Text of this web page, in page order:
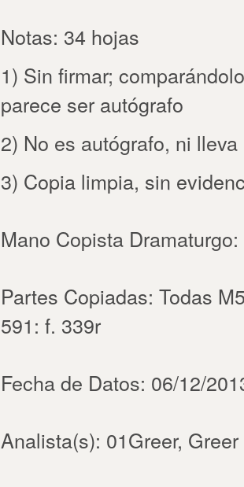
Notas: 34 hojas
1) Sin firmar;
parece ser autógrafo
2) No es autógrafo, ni
3) Copia limpia, sin
Mano Copista
Partes Copiadas: Todas
591: f. 339r
Fecha de Datos: 06/12/
Analista(s): 01Greer, Greer